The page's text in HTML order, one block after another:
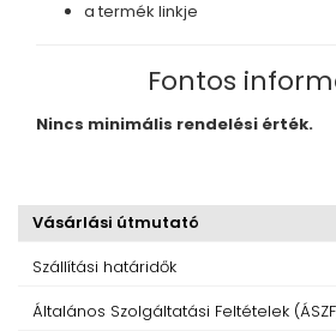
a termék linkje
Fontos
Nincs minimális rendelési érték.
Vásárlási útmutató
Szállítási határidők
Általános Szolgáltatási Feltételek